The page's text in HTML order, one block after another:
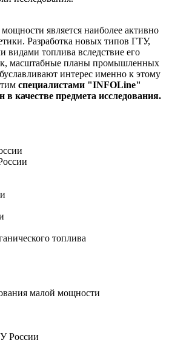
является наиболее активно
Разработка новых типов ГТУ,
видами топлива вследствие его
масштабные планы промышленных
интерес именно к этому
специалистами "INFOLine"
качестве предмета исследования.
топлива
малой мощности
России